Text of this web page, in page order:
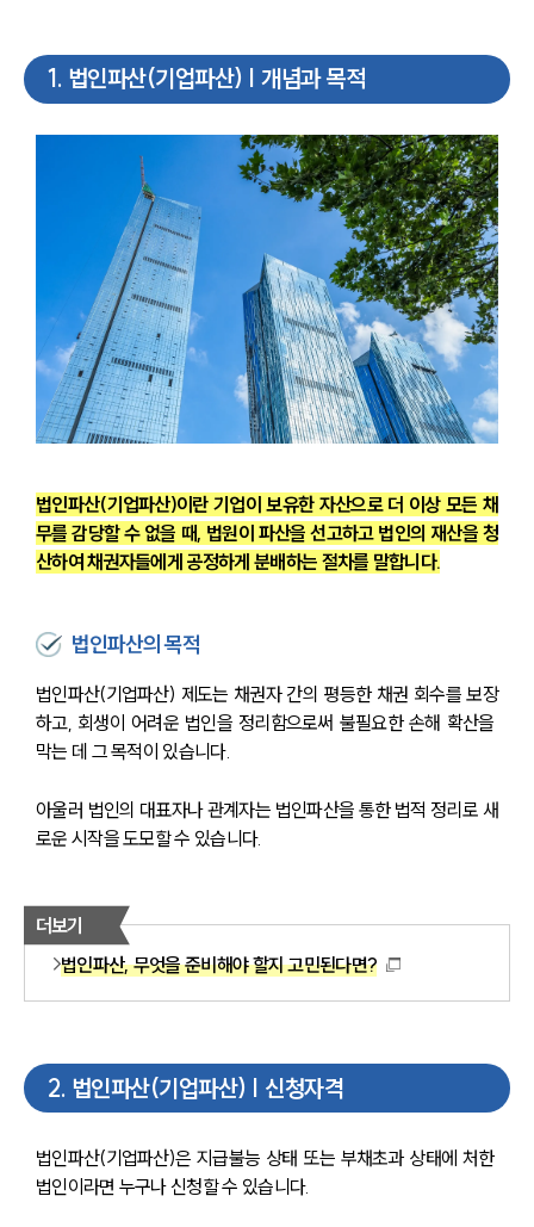
1 . 법인파산(기업파산) | 개념과 목적
법인파산(기업파산)이란 기업이 보유한 자산으로 더 이상 모든 채
무를 감당할 수 없을 때, 법원이 파산을 선고하고 법인의 재산을 청
산하여 채권자들에게 공정하게 분배하는 절차를 말합니다.
법인파산의 목적
법인파산(기업파산) 제도는 채권자 간의 평등한 채권 회수를 보장
하고, 회생이 어려운 법인을 정리함으로써 불필요한 손해 확산을
막는 데 그 목적이 있습니다.
아울러 법인의 대표자나 관계자는 법인파산을 통한 법적 정리로 새
로운 시작을 도모할 수 있습니다.
더보기
법인파산, 무엇을 준비해야 할지 고민된다면?
2. 법인파산(기업파산) | 신청자격
법인파산(기업파산)은 지급불능 상태 또는 부채초과 상태에 처한
법인이라면 누구나 신청할 수 있습니다.